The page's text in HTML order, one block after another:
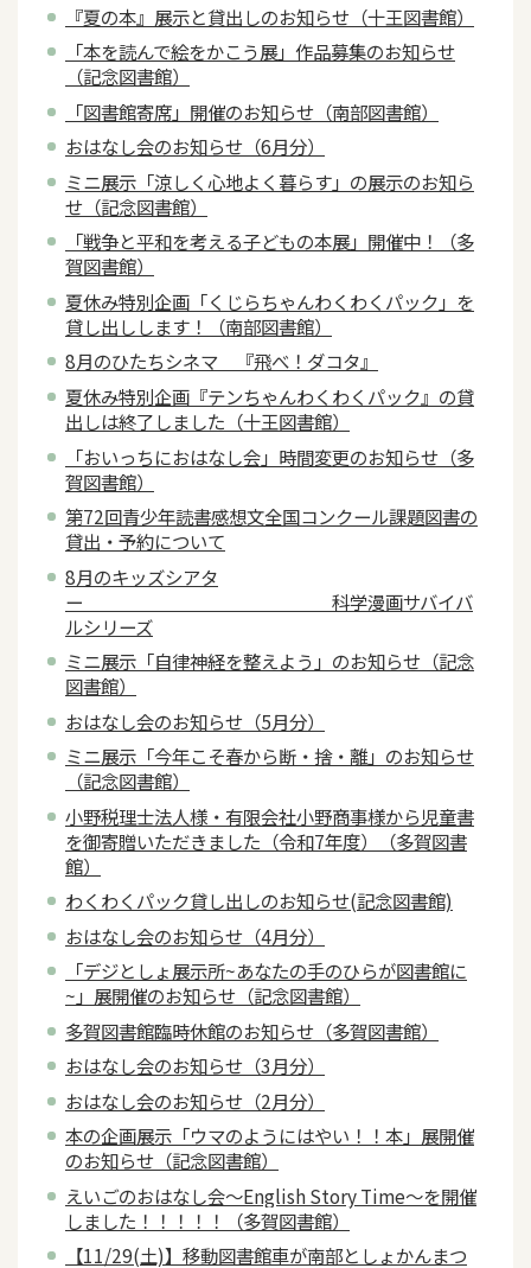
『夏の本』展示と貸出しのお知らせ（十王図書館）
「本を読んで絵をかこう展」作品募集のお知らせ
（記念図書館）
「図書館寄席」開催のお知らせ（南部図書館）
おはなし会のお知らせ（6月分）
ミニ展示「涼しく心地よく暮らす」の展示のお知ら
せ（記念図書館）
「戦争と平和を考える子どもの本展」開催中！（多
賀図書館）
夏休み特別企画「くじらちゃんわくわくパック」を
貸し出しします！（南部図書館）
8月のひたちシネマ 『飛べ！ダコタ』
夏休み特別企画『テンちゃんわくわくパック』の貸
出しは終了しました（十王図書館）
「おいっちにおはなし会」時間変更のお知らせ（多
賀図書館）
第72回青少年読書感想文全国コンクール課題図書の
貸出・予約について
8月のキッズシアタ
ー 科学漫画サバイバ
ルシリーズ
ミニ展示「自律神経を整えよう」のお知らせ（記念
図書館）
おはなし会のお知らせ（5月分）
ミニ展示「今年こそ春から断・捨・離」のお知らせ
（記念図書館）
小野税理士法人様・有限会社小野商事様から児童書
を御寄贈いただきました（令和7年度）（多賀図書
館）
わくわくパック貸し出しのお知らせ(記念図書館)
おはなし会のお知らせ（4月分）
「デジとしょ展示所~あなたの手のひらが図書館に
~」展開催のお知らせ（記念図書館）
多賀図書館臨時休館のお知らせ（多賀図書館）
おはなし会のお知らせ（3月分）
おはなし会のお知らせ（2月分）
本の企画展示「ウマのようにはやい！！本」展開催
のお知らせ（記念図書館）
えいごのおはなし会～English Story Time～を開催
しました！！！！！（多賀図書館）
【11/29(土)】移動図書館車が南部としょかんまつ